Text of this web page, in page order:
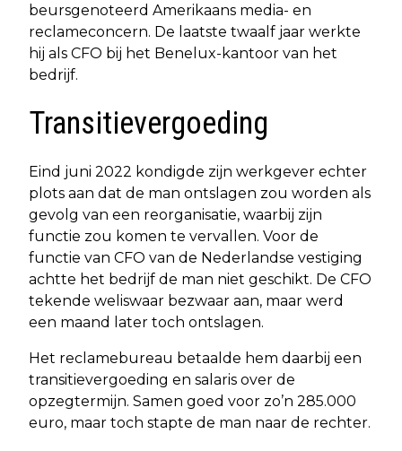
beursgenoteerd Amerikaans media- en
reclameconcern. De laatste twaalf jaar werkte
hij als CFO bij het Benelux-kantoor van het
bedrijf.
Transitievergoeding
Eind juni 2022 kondigde zijn werkgever echter
plots aan dat de man ontslagen zou worden als
gevolg van een reorganisatie, waarbij zijn
functie zou komen te vervallen. Voor de
functie van CFO van de Nederlandse vestiging
achtte het bedrijf de man niet geschikt. De CFO
tekende weliswaar bezwaar aan, maar werd
een maand later toch ontslagen.
Het reclamebureau betaalde hem daarbij een
transitievergoeding en salaris over de
opzegtermijn. Samen goed voor zo’n 285.000
euro, maar toch stapte de man naar de rechter.